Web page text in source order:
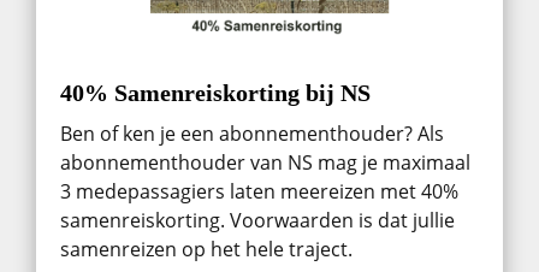
40% Samenreiskorting bij NS
Ben of ken je een abonnementhouder? Als
abonnementhouder van NS mag je maximaal
3 medepassagiers laten meereizen met 40%
samenreiskorting. Voorwaarden is dat jullie
samenreizen op het hele traject.